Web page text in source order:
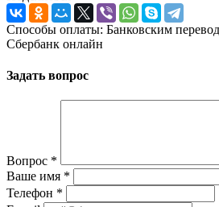
Способы оплаты: Банковским
Сбербанк онлайн
Задать вопрос
Вопрос *
Ваше имя *
Телефон *